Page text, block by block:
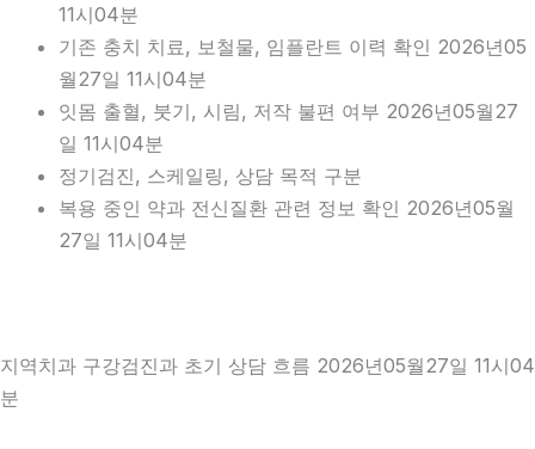
11시04분
기존 충치 치료, 보철물, 임플란트 이력 확인 2026년05
월27일 11시04분
잇몸 출혈, 붓기, 시림, 저작 불편 여부 2026년05월27
일 11시04분
정기검진, 스케일링, 상담 목적 구분
복용 중인 약과 전신질환 관련 정보 확인 2026년05월
27일 11시04분
지역치과 구강검진과 초기 상담 흐름 2026년05월27일 11시04
분